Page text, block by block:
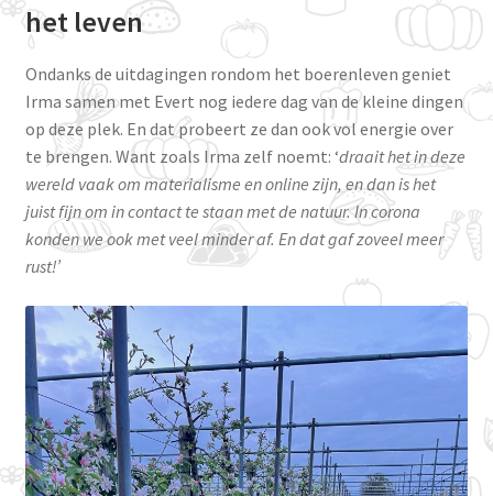
het leven
Ondanks de uitdagingen rondom het boerenleven geniet
Irma samen met Evert nog iedere dag van de kleine dingen
op deze plek. En dat probeert ze dan ook vol energie over
te brengen. Want zoals Irma zelf noemt: ‘draait het in deze
wereld vaak om materialisme en online zijn, en dan is het
juist fijn om in contact te staan met de natuur. In corona
konden we ook met veel minder af. En dat gaf zoveel meer
rust!’